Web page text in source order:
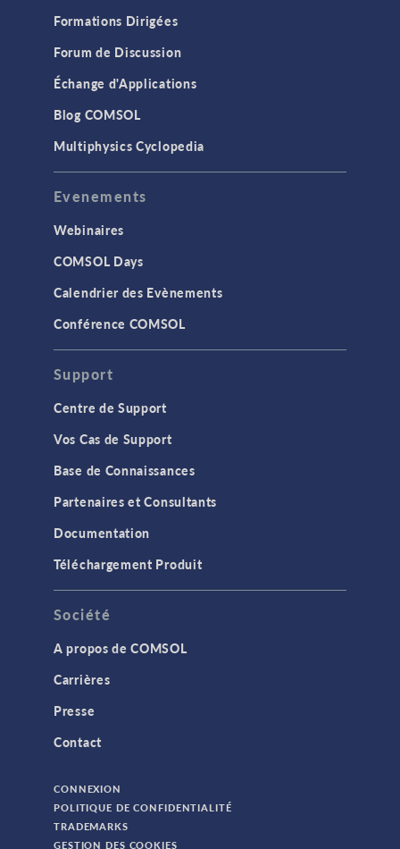
Formations Dirigées
Forum de Discussion
Échange d'Applications
Blog COMSOL
Multiphysics Cyclopedia
Evenements
Webinaires
COMSOL Days
Calendrier des Evènements
Conférence COMSOL
Support
Centre de Support
Vos Cas de Support
Base de Connaissances
Partenaires et Consultants
Documentation
Téléchargement Produit
Société
A propos de COMSOL
Carrières
Presse
Contact
CONNEXION
POLITIQUE DE CONFIDENTIALITÉ
TRADEMARKS
GESTION DES COOKIES